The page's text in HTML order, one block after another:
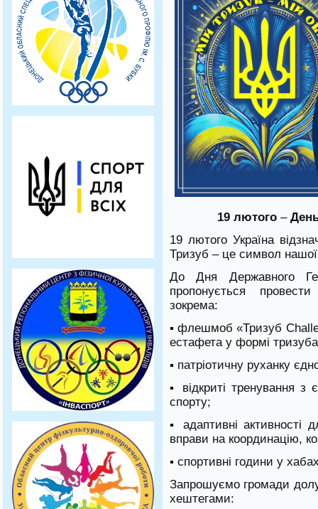
19 лютого –День
19 лютого Україна
Тризуб – це символ нашої
До Дня Державного
пропонується провести
зокрема:
▪ флешмоб «Тризуб
естафета у формі
▪ патріотичну руханку
▪ відкриті тренування з
спорту;
▪ адаптивні активності
вправи на координацію,
▪ спортивні години у
Запрошуємо громади
хештегами: